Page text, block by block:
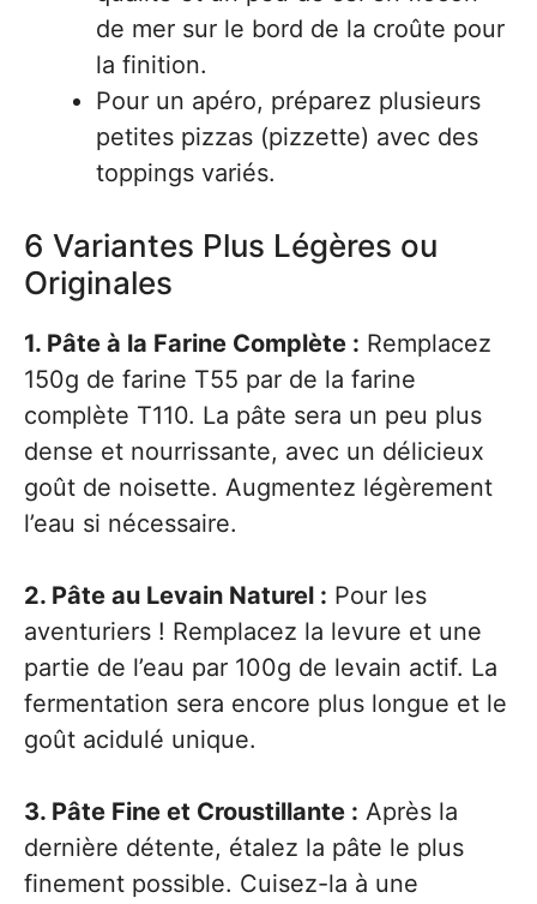
de mer sur le bord de la croûte pour
la finition.
Pour un apéro, préparez plusieurs
petites pizzas (pizzette) avec des
toppings variés.
6 Variantes Plus Légères ou
Originales
1. Pâte à la Farine Complète : Remplacez
150g de farine T55 par de la farine
complète T110. La pâte sera un peu plus
dense et nourrissante, avec un délicieux
goût de noisette. Augmentez légèrement
l’eau si nécessaire.
2. Pâte au Levain Naturel : Pour les
aventuriers ! Remplacez la levure et une
partie de l’eau par 100g de levain actif. La
fermentation sera encore plus longue et le
goût acidulé unique.
3. Pâte Fine et Croustillante : Après la
dernière détente, étalez la pâte le plus
finement possible. Cuisez-la à une